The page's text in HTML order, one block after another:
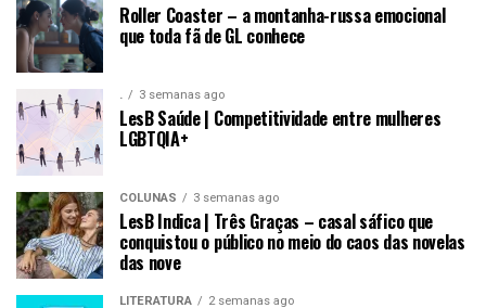
Roller Coaster – a montanha-russa emocional
que toda fã de GL conhece
. 3 semanas ago
LesB Saúde | Competitividade entre mulheres
LGBTQIA+
COLUNAS 3 semanas ago
LesB Indica | Três Graças – casal sáfico que
conquistou o público no meio do caos das novelas
das nove
LITERATURA 2 semanas ago